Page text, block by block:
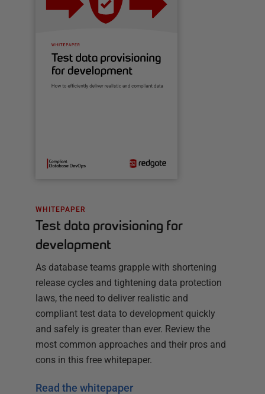
WHITEPAPER
Test data provisioning for
development
As database teams grapple with shortening
release cycles and tightening data protection
laws, the need to deliver realistic and
compliant test data to development quickly
and safely is greater than ever. Review the
most common approaches and their pros and
cons in this free whitepaper.
Read the whitepaper